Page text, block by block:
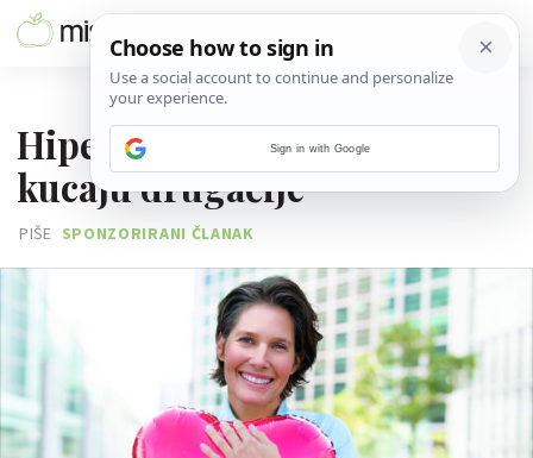
Hipertenzija: Ženska srca
kucaju drugačije
PIŠE SPONZORIRANI ČLANAK
Sign in with Google